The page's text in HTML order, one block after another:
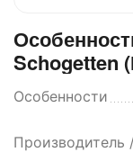
Schogetten
Особенности
Производитель /